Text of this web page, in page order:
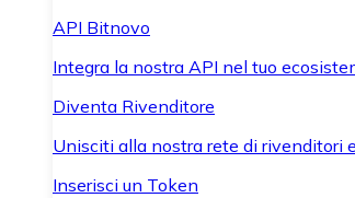
API Bitnovo
Integra la nostra API nel tuo
Diventa Rivenditore
Unisciti alla nostra rete di rivenditori
Inserisci un Token